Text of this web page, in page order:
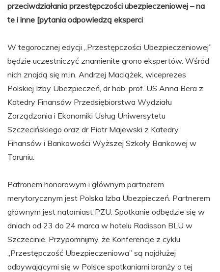
przeciwdziałania przestępczości ubezpieczeniowej – na
te i inne [pytania odpowiedzą eksperci
W tegorocznej edycji „Przestępczości Ubezpieczeniowej”
będzie uczestniczyć znamienite grono ekspertów. Wśród
nich znajdą się m.in. Andrzej Maciążek, wiceprezes
Polskiej Izby Ubezpieczeń, dr hab. prof. US Anna Bera z
Katedry Finansów Przedsiębiorstwa Wydziału
Zarządzania i Ekonomiki Usług Uniwersytetu
Szczecińskiego oraz dr Piotr Majewski z Katedry
Finansów i Bankowości Wyższej Szkoły Bankowej w
Toruniu.
Patronem honorowym i głównym partnerem
merytorycznym jest Polska Izba Ubezpieczeń. Partnerem
głównym jest natomiast PZU. Spotkanie odbędzie się w
dniach od 23 do 24 marca w hotelu Radisson BLU w
Szczecinie. Przypomnijmy, że Konferencje z cyklu
„Przestępczość Ubezpieczeniowa” są najdłużej
odbywającymi się w Polsce spotkaniami branży o tej